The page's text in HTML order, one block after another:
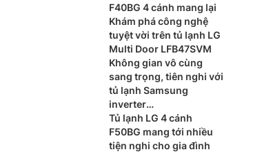
F40BG 4 cánh mang lại
Khám phá công nghệ
tuyệt vời trên tủ lạnh LG
Multi Door LFB47SVM
Không gian vô cùng
sang trọng, tiên nghi với
tủ lạnh Samsung
inverter
RB27N4020S9/SV
Tủ lạnh LG 4 cánh
F50BG mang tới nhiều
tiện nghi cho gia đình